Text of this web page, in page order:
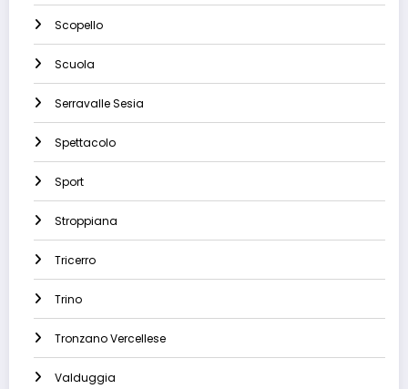
Scopello
Scuola
Serravalle Sesia
Spettacolo
Sport
Stroppiana
Tricerro
Trino
Tronzano Vercellese
Valduggia